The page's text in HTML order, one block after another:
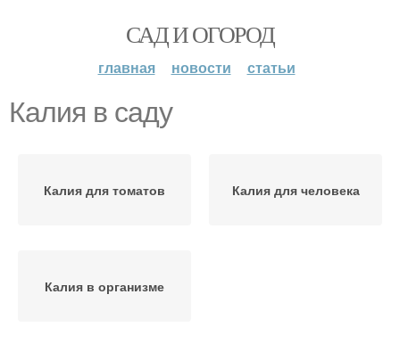
САД И ОГОРОД
главная новости статьи
Калия в саду
Калия для томатов Калия для человека
Калия в организме